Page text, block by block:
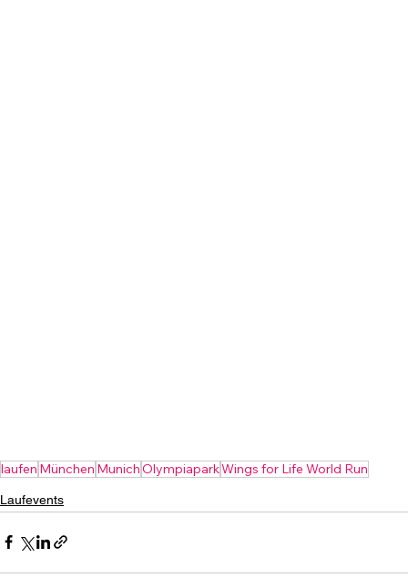
laufen München MunichOlympiaparkWings for Life World Run
Laufevents